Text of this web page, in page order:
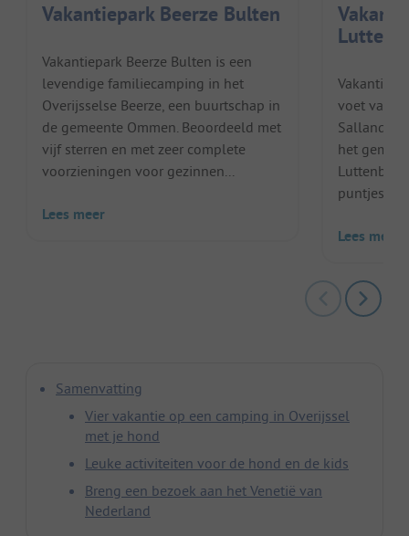
Vakantiepark Beerze Bulten
Vakantiepark Beerze Bulten is een
levendige familiecamping in het
Overijsselse Beerze, een buurtschap in
de gemeente Ommen. Beoordeeld met
vijf sterren en met zeer complete
voorzieningen voor gezinnen...
Lees meer
voet van
Sallandse
het
puntjes
Lees meer
Samenvatting
Vier vakantie op een camping in Overijssel
met je hond
Leuke activiteiten voor de hond en de kids
Breng een bezoek aan het Venetië van
Nederland